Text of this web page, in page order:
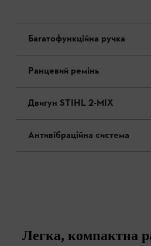
Багатофункційна ручка
Ранцевий ремінь
Двигун STIHL 2-MIX
Антивібраційна система
Легка, компактна